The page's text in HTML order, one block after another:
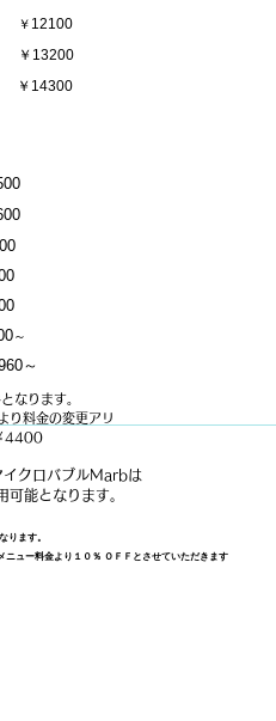
￥ 12100
￥13200
￥14300
なります。
り料金の変更アリ
4400
～
～
イクロバブルMarbは
能となります。
ります。
ュー料金より１０％ ＯＦＦとさせていただきます